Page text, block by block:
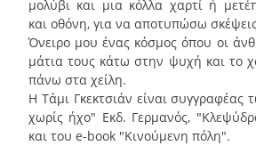
μολύβι και μια κόλλα χαρτί ή
και οθόνη, για να αποτυπώσω
Όνειρο μου ένας κόσμος όπου οι
μάτια τους κάτω στην ψυχή και το
πάνω στα χείλη.
Η Τάμι Γκεκτσιάν είναι συγγραφέας
χωρίς ήχο" Εκδ. Γερμανός,
και του e-book "Κινούμενη πόλη".